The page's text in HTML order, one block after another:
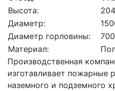
Высота:
Диаметр:
Диаметр горловины:
Материал:
Производственная
изготавливает пожарные
наземного и подземного